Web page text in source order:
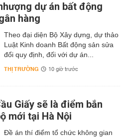
dự án bất động
hàng
Theo đại diện Bộ Xây dựng, dự thảo
Luật Kinh doanh Bất động sản sửa
đổi quy định, đối với dự án...
THỊ TRƯỜNG 10 giờ trước
Giấy sẽ là điểm bắn
mới tại Hà Nội
Đề án thí điểm tổ chức không gian